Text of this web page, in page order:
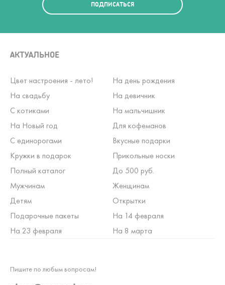
ПОДПИСАТЬСЯ
АКТУАЛЬНОЕ
Цвет настроения - лето!
На день рождения
На свадьбу
На девичник
С котиками
На мальчишник
На Новый год
Для кофеманов
С единорогами
Вкусные подарки
Кружки в подарок
Прикольные носки
Полный каталог
До 500 руб.
Мужчинам
Женщинам
Детям
Открытки
Подарочные пакеты
На 14 февраля
На 23 февраля
На 8 марта
Пишите по любым вопросам!